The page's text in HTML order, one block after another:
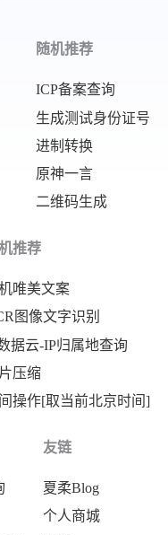
随机推荐
ICP备案查询
生成测试身份证号
进制转换
原神一言
二维码生成
推荐
唯美文案
图像文字识别
据云-IP归属地查询
压缩
操作[取当前北京时间]
友链
夏柔Blog
个人商城